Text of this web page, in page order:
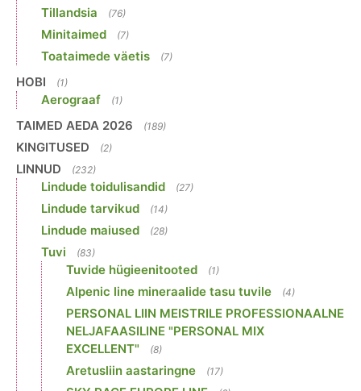
Tillandsia (76)
Minitaimed (7)
Toataimede väetis (7)
HOBI (1)
Aerograaf (1)
TAIMED AEDA 2026 (189)
KINGITUSED (2)
LINNUD (232)
Lindude toidulisandid (27)
Lindude tarvikud (14)
Lindude maiused (28)
Tuvi (83)
Tuvide hügieenitooted (1)
Alpenic line mineraalide tasu tuvile (4)
PERSONAL LIIN MEISTRILE PROFESSIONAALNE
NELJAFAASILINE "PERSONAL MIX
EXCELLENT"
(8)
Aretusliin aastaringne (17)